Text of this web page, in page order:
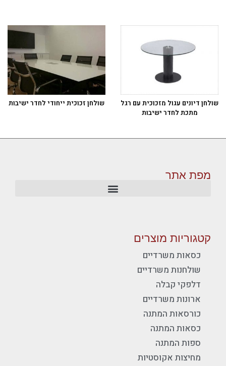
שולחן דיונים עגול מזכוכית עם רגל
מתכת לחדר ישיבות
שולחן זכוכית ייחודי לחדר ישיבות
מפת אתר
קטגוריות מוצרים
כסאות משרדיים
שולחנות משרדיים
דלפקי קבלה
ארונות משרדיים
כורסאות המתנה
כסאות המתנה
ספות המתנה
מחיצות אקוסטיות